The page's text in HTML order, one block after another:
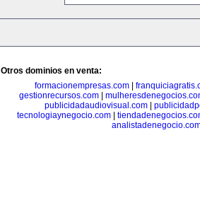
Otros dominios en venta:
formacionempresas.com|
gestionrecursos.com|
publicidadaudiovisual.com|
tecnologiaynegocio.com